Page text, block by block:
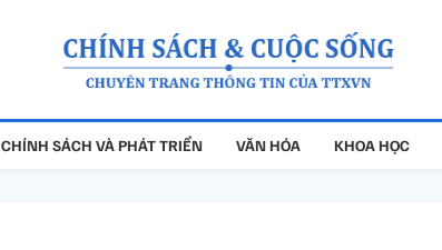
CHÍNH SÁCH VÀ PHÁT TRIỂN VĂN HÓA KHOA HỌC